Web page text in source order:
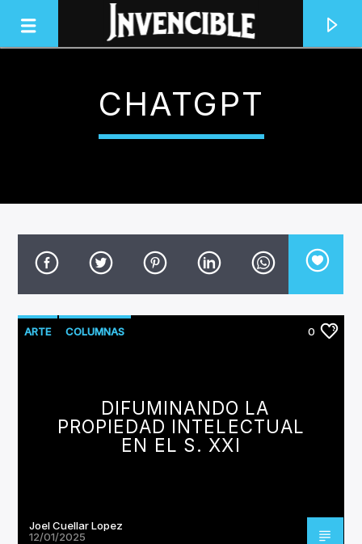
INVENCIBLE RADIO
JUNTOS SOMOS INVENCIBLES
Invencible Radio
CHATGPT
ARTE COLUMNAS 0
DIFUMINANDO LA
PROPIEDAD INTELECTUAL
EN EL S. XXI
Joel Cuellar Lopez
12/01/2025